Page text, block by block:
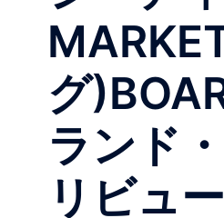
グ
ランド
リビュ